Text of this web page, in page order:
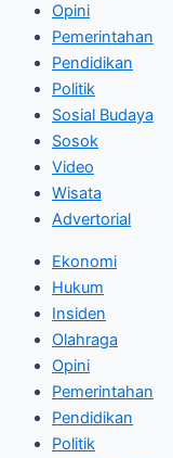
Opini
Pemerintahan
Pendidikan
Politik
Sosial Budaya
Sosok
Video
Wisata
Advertorial
Ekonomi
Hukum
Insiden
Olahraga
Opini
Pemerintahan
Pendidikan
Politik